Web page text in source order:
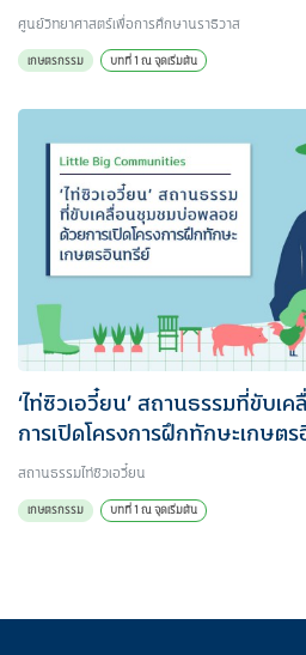
ศูนย์วิทยาศาสตร์เพื่อการศึกษานราธิวาส
เกษตรกรรม บทที่ 1 ณ จุดเริ่มต้น
‘ไท่ซิวเอวี๋ยน’ สถานธรรมที่ขับ
การเปิดโครงการฝึกทักษะเกษต
สถานธรรมไท่ซิวเอวี๋ยน
เกษตรกรรม บทที่ 1 ณ จุดเริ่มต้น